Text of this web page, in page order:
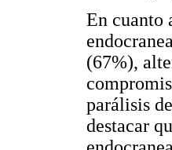
En cuanto
(67%),
parálisis
destacar